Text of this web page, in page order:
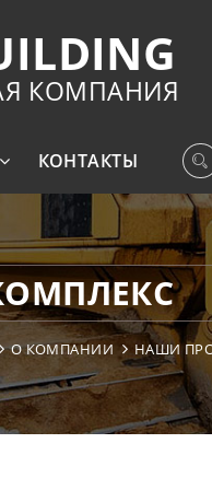
КОМПАНИЯ
КОНТАКТЫ
О КОМПАНИИ НАШИ